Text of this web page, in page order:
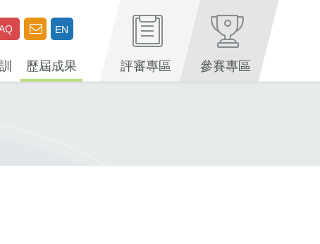
EN
歷屆成果 評審專區 參賽專區